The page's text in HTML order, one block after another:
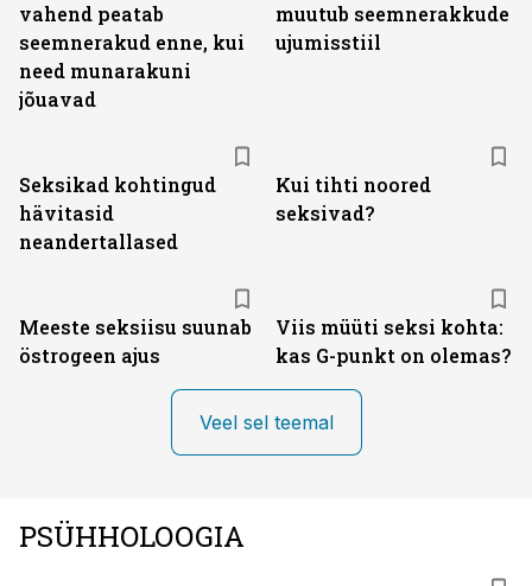
vahend peatab
seemnerakud enne, kui
need munarakuni
jõuavad
muutub seemnerakkude
ujumisstiil
Seksikad kohtingud
hävitasid
neandertallased
Kui tihti noored
seksivad?
Meeste seksiisu suunab
östrogeen ajus
Viis müüti seksi kohta:
kas G-punkt on olemas?
Veel sel teemal
PSÜHHOLOOGIA